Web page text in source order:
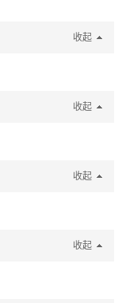
收起
收起
收起
收起